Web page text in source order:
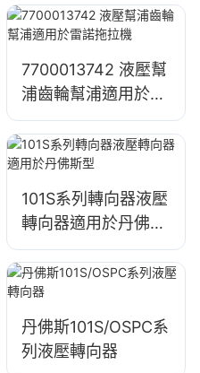
7700013742 液壓幫
浦齒輪幫浦適用於雷
諾拖拉機
101S系列轉向器液壓
轉向器適用於丹佛斯
型
丹佛斯101S/OSPC系
列液壓轉向器